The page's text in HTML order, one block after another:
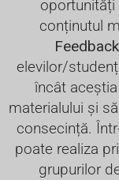
oportunități
conținutul
Feedback
elevilor/
încât
materialului și
consecință.
poate realiza
grupurilor